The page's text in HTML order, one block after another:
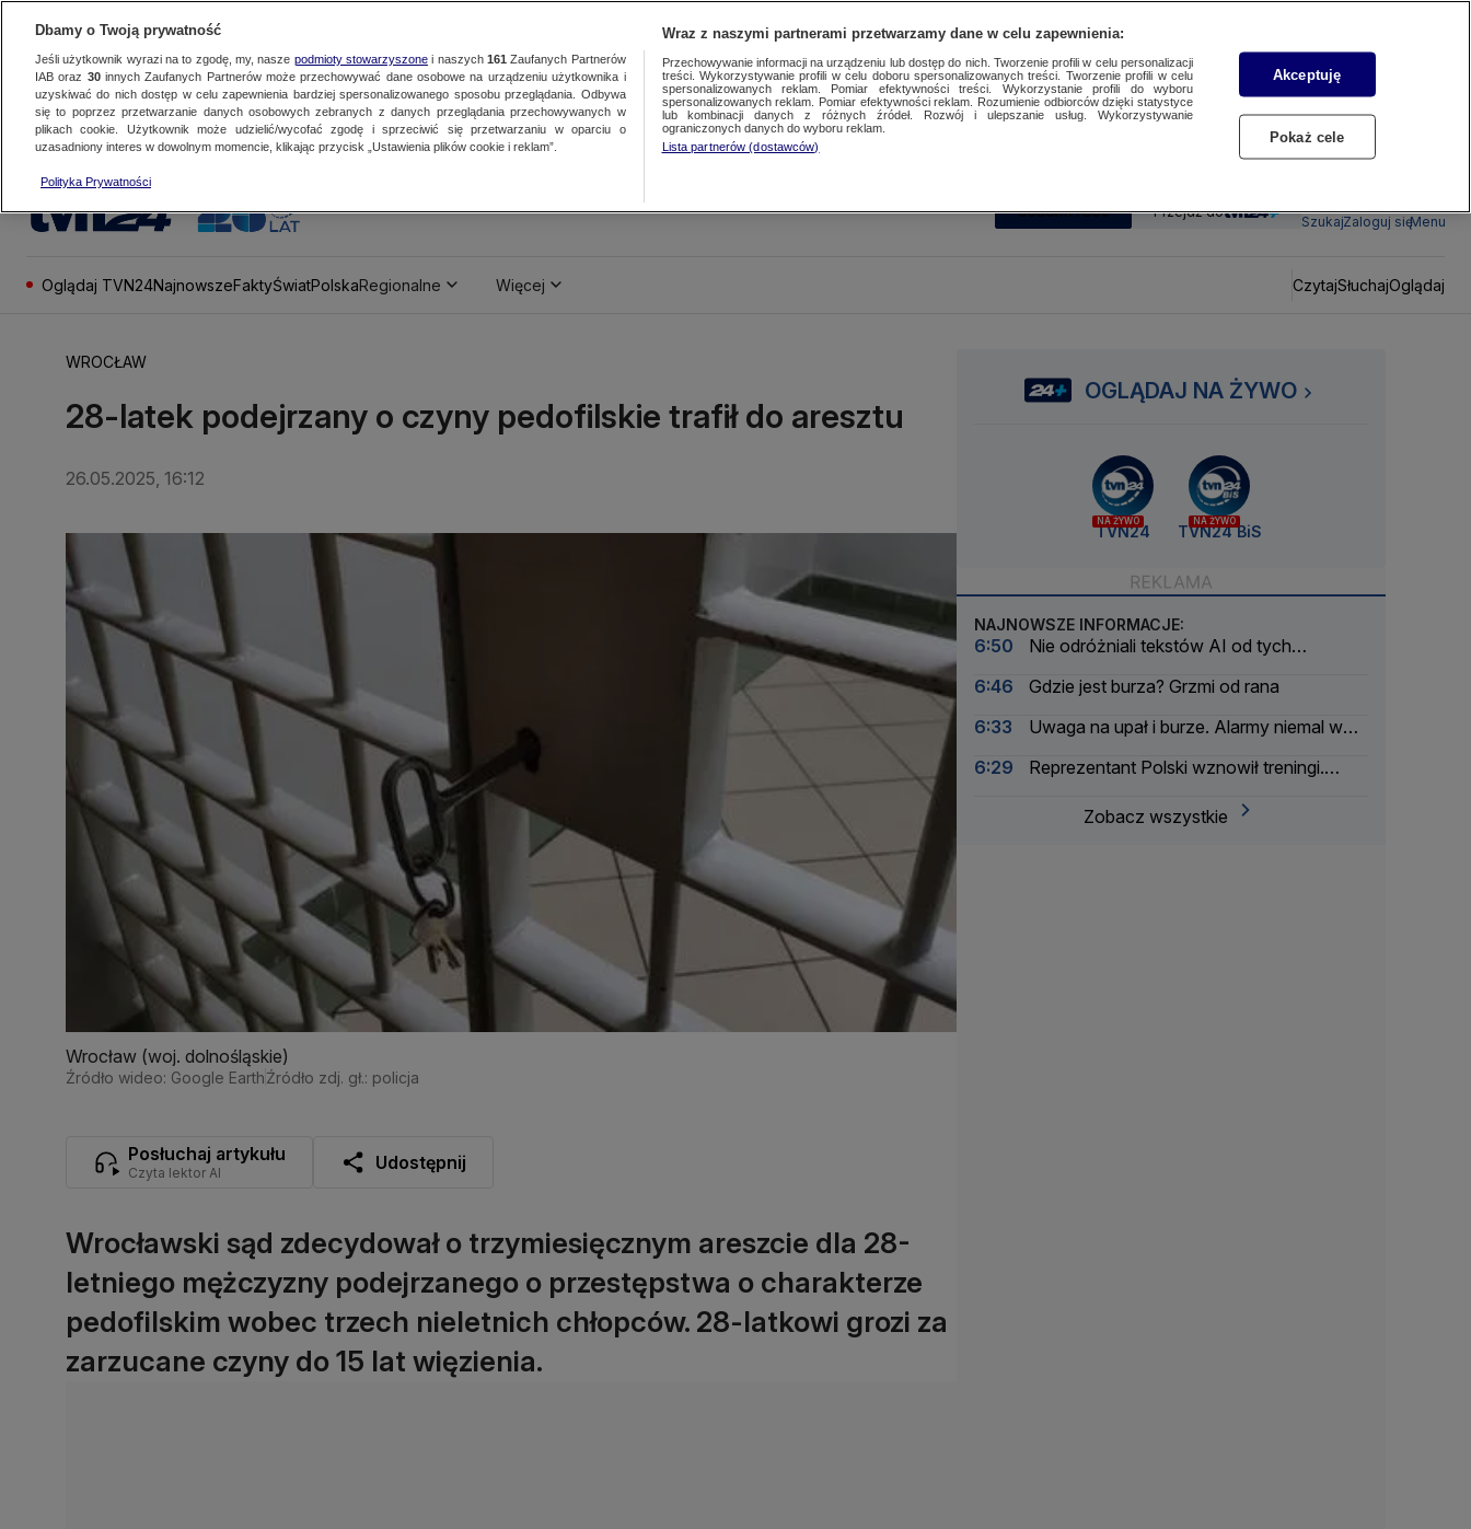
SUBSKRYBUJ Przejdź do
SzukajZaloguj sięMenu
Oglądaj TVN24NajnowszeFaktyŚwiatPolskaRegionalne Więcej CzytajSłuchajOglądaj
WROCŁAW
28-latek podejrzany o czyny pedofilskie trafił do aresztu
26.05.2025, 16:12
Wrocław (woj. dolnośląskie)
Źródło wideo: Google EarthŹródło zdj. gł.: policja
Posłuchaj artykułu
Czyta lektor AI Udostępnij
Wrocławski sąd zdecydował o trzymiesięcznym areszcie dla 28-
letniego mężczyzny podejrzanego o przestępstwa o charakterze
pedofilskim wobec trzech nieletnich chłopców. 28-latkowi grozi za
zarzucane czyny do 15 lat więzienia.
OGLĄDAJ NA ŻYWO
NA ŻYWO
TVN24
NA ŻYWO
TVN24 BiS
NAJNOWSZE INFORMACJE:
6:50
Nie odróżniali tekstów AI od tych
6:46
Gdzie jest burza? Grzmi od rana
6:33
Uwaga na upał i burze. Alarmy niemal w
6:29
Reprezentant Polski wznowił treningi.
Zobacz wszystkie
Dbamy o Twoją prywatność
Jeśli użytkownik wyrazi na to zgodę, my, nasze podmioty stowarzyszonei naszych 161 Zaufanych Partnerów
IAB oraz 30innych Zaufanych Partnerów może przechowywać dane osobowe na urządzeniu użytkownika i
uzyskiwać do nich dostęp w celu zapewnienia bardziej spersonalizowanego sposobu przeglądania. Odbywa
się to poprzez przetwarzanie danych osobowych zebranych z danych przeglądania przechowywanych w
plikach cookie. Użytkownik może udzielić/wycofać zgodę i sprzeciwić się przetwarzaniu w oparciu o
uzasadniony interes w dowolnym momencie, klikając przycisk „Ustawienia plików cookie i reklam”.
Polityka Prywatności
Wraz z naszymi partnerami przetwarzamy dane w celu zapewnienia:
Przechowywanie informacji na urządzeniu lub dostęp do nich. Tworzenie profili w celu personalizacji
treści. Wykorzystywanie profili w celu doboru spersonalizowanych treści. Tworzenie profili w celu
spersonalizowanych reklam. Pomiar efektywności treści. Wykorzystanie profili do wyboru
spersonalizowanych reklam. Pomiar efektywności reklam. Rozumienie odbiorców dzięki statystyce
lub kombinacji danych z różnych źródeł. Rozwój i ulepszanie usług. Wykorzystywanie
ograniczonych danych do wyboru reklam.
Lista partnerów (dostawców)
Akceptuję
Pokaż cele